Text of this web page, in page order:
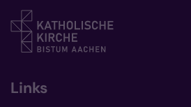
Links